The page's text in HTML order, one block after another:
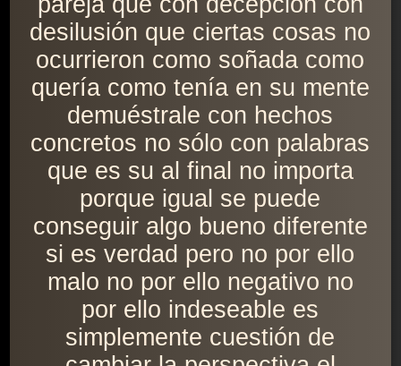
desilusión que ciertas cosas no
ocurrieron como soñada como
quería como tenía en su mente
demuéstrale con hechos
concretos no sólo con palabras
que es su al final no importa
porque igual se puede
conseguir algo bueno diferente
si es verdad pero no por ello
malo no por ello negativo no
por ello indeseable es
simplemente cuestión de